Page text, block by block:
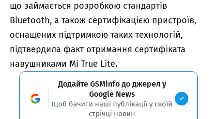
що займається розробкою стандартів
Bluetooth, а також сертифікацією пристроїв,
оснащених підтримкою таких технологій,
підтвердила факт отримання сертифіката
навушниками Mi True Lite.
Додайте GSMinfo до джерел у
Google News
Щоб бачити наші публікації у своїй
стрічці новин